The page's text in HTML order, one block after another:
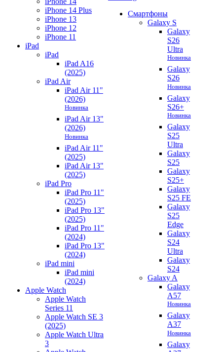
iPhone 14 Plus
iPhone 13
iPhone 12
iPhone 11
iPad
iPad
iPad A16
(2025)
iPad Air
iPad Air 11"
(2026)
Новинка
iPad Air 13"
(2026)
Новинка
iPad Air 11"
(2025)
iPad Air 13"
(2025)
iPad Pro
iPad Pro 11"
(2025)
iPad Pro 13"
(2025)
iPad Pro 11"
(2024)
iPad Pro 13"
(2024)
iPad mini
iPad mini
(2024)
Apple Watch
Apple Watch
Series 11
Apple Watch SE 3
(2025)
Apple Watch Ultra
3
Смартфоны
Galaxy S
Galaxy
S26
Ultra
Новинка
Galaxy
S26
Новинка
Galaxy
S26+
Новинка
Galaxy
S25
Ultra
Galaxy
S25
Galaxy
S25+
Galaxy
S25 FE
Galaxy
S25
Edge
Galaxy
S24
Ultra
Galaxy
S24
Galaxy A
Galaxy
A57
Новинка
Galaxy
A37
Новинка
Galaxy